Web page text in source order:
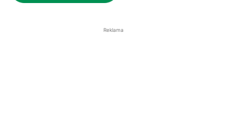
Reklama